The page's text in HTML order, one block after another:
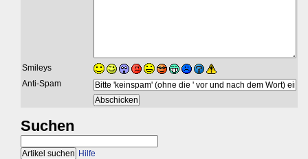
Smileys
Anti-Spam
Suchen
Hilfe